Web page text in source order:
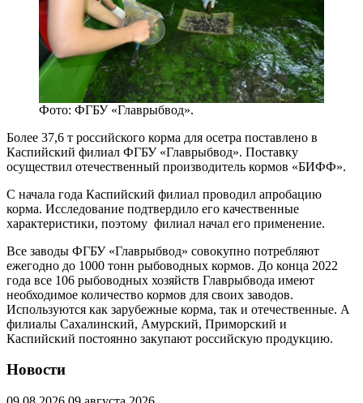
Фото: ФГБУ «Главрыбвод».
Более 37,6 т российского корма для осетра поставлено в
Каспийский филиал ФГБУ «Главрыбвод». Поставку
осуществил отечественный производитель кормов «БИФФ».
С начала года Каспийский филиал проводил апробацию
корма. Исследование подтвердило его качественные
характеристики, поэтому филиал начал его применение.
Все заводы ФГБУ «Главрыбвод» совокупно потребляют
ежегодно до 1000 тонн рыбоводных кормов. До конца 2022
года все 106 рыбоводных хозяйств Главрыбвода имеют
необходимое количество кормов для своих заводов.
Используются как зарубежные корма, так и отечественные. А
филиалы Сахалинский, Амурский, Приморский и
Каспийский постоянно закупают российскую продукцию.
Новости